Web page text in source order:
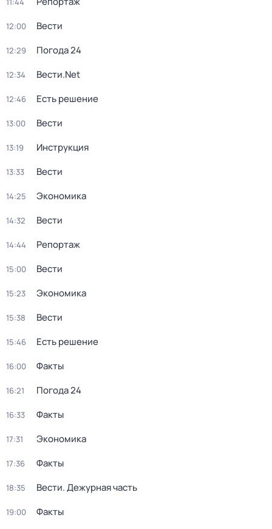
12:00 Вести
12:29 Погода 24
12:34 Вести.Net
12:46 Есть решение
13:00 Вести
13:19 Инструкция
13:33 Вести
14:25 Экономика
14:32 Вести
14:44 Репортаж
15:00 Вести
15:23 Экономика
15:38 Вести
15:46 Есть решение
16:00 Факты
16:21 Погода 24
16:33 Факты
17:31 Экономика
17:36 Факты
18:35 Вести. Дежурная часть
19:00 Факты